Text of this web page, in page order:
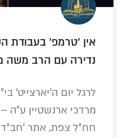
אין 'טרמפ' בעבודת
נדירה עם הרב משה
לרגל יום ה'יארצייט'
מרדכי ארנשטיין
חח"ל צפת, אתר 'חב"ד